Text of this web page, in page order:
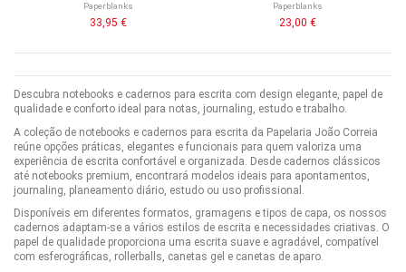
Paperblanks
33,95 €
Paperblanks
23,00 €
Descubra notebooks e cadernos para escrita com design elegante, papel de
qualidade e conforto ideal para notas, journaling, estudo e trabalho.
A coleção de notebooks e cadernos para escrita da Papelaria João Correia
reúne opções práticas, elegantes e funcionais para quem valoriza uma
experiência de escrita confortável e organizada. Desde cadernos clássicos
até notebooks premium, encontrará modelos ideais para apontamentos,
journaling, planeamento diário, estudo ou uso profissional.
Disponíveis em diferentes formatos, gramagens e tipos de capa, os nossos
cadernos adaptam-se a vários estilos de escrita e necessidades criativas. O
papel de qualidade proporciona uma escrita suave e agradável, compatível
com esferográficas, rollerballs, canetas gel e canetas de aparo.